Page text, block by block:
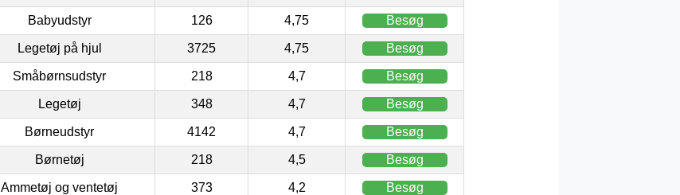
Babyudstyr 126 4,75 Besøg
Legetøj på hjul 3725 4,75 Besøg
Småbørnsudstyr 218 4,7 Besøg
Legetøj 348 4,7 Besøg
Børneudstyr 4142 4,7 Besøg
Børnetøj 218 4,5 Besøg
Ammetøj og ventetøj 373 4,2 Besøg